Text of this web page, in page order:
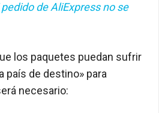
de AliExpress no se
los paquetes puedan sufrir
país de destino» para
necesario: